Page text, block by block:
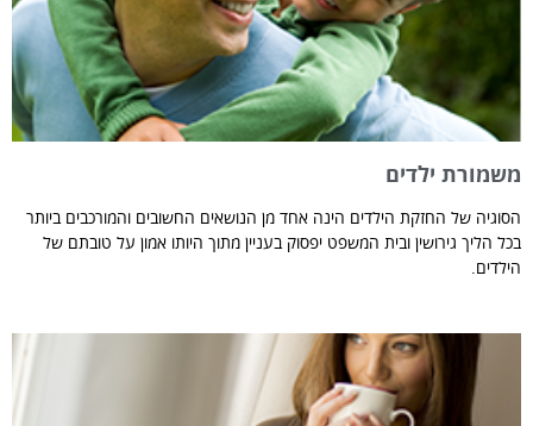
משמורת ילדים
הסוגיה של החזקת הילדים הינה אחד מן הנושאים החשובים והמורכבים ביותר
בכל הליך גירושין ובית המשפט יפסוק בעניין מתוך היותו אמון על טובתם של
הילדים.